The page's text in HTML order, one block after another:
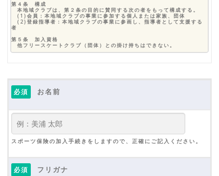
第４条 構成
本地域クラブは、第２条の目的に賛同する次の者をもって構成する。
(1)会員：本地域クラブの事業に参加する個人または家族、団体
(2)登録指導者：本地域クラブの事業に参画し、指導者として支援する
者
第５条 加入資格
他フリースケートクラブ（団体）との掛け持ちはできない。
第７条 会費等
1. 会員は月会費2,500円を月初めの活動日に納入しなければならな
い。
第８条 退会
1. 会員、未成年者の場合は保護者が代表に申し出を行い、任意に退会す
ることができる。ただし、月会費等の納入済み諸費用は放棄するものとし
て還付しない。
2. 会員が次の各号のいずれかに該当する場合は、退会処分を求める場合
①本人と連絡が１か月以上とれない場合。
②本地域クラブ内の和を著しく乱した場合。
③会費を２か月以上納入しない場合。
必須 お名前
スポーツ保険の加入手続きをしますので、正確にご記入ください。
必須 フリガナ